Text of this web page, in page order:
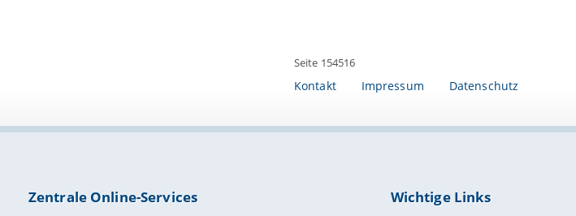
Seite 154516
Kontakt Impressum Datenschutz
Zentrale Online-Services Wichtige Links